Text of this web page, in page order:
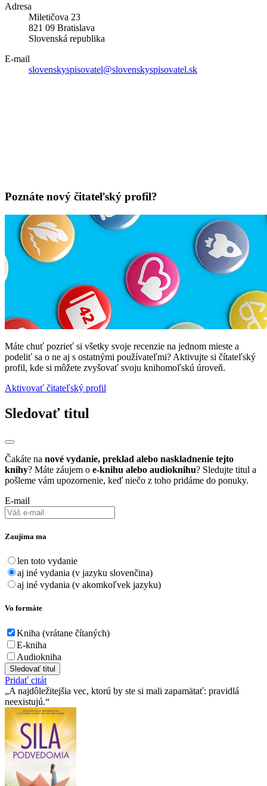
Adresa
Miletičova 23
821 09 Bratislava
Slovenská republika
E-mail
slovenskyspisovatel@slovenskyspisovatel.sk
Poznáte nový čitateľský profil?
Máte chuť pozrieť si všetky svoje recenzie na jednom mieste a
podeliť sa o ne aj s ostatnými používateľmi? Aktivujte si čítateľský
profil, kde si môžete zvyšovať svoju knihomoľskú úroveň.
Aktivovať čitateľský profil
Sledovať titul
Čakáte na nové vydanie, preklad alebo naskladnenie tejto
knihy? Máte záujem o e-knihu alebo audioknihu? Sledujte titul a
pošleme vám upozornenie, keď niečo z toho pridáme do ponuky.
E-mail
Zaujíma ma
len toto vydanie
aj iné vydania (v jazyku slovenčina)
aj iné vydania (v akomkoľvek jazyku)
Vo formáte
Kniha (vrátane čítaných)
E-kniha
Audiokniha
Sledovať titul
Pridať citát
A najdôležitejšia vec, ktorú by ste si mali zapamätať: pravidlá
neexistujú.